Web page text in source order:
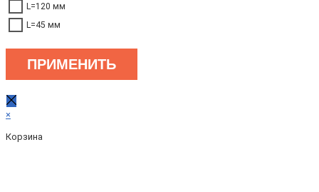
L=120 мм
L=45 мм
ПРИМЕНИТЬ
×
Корзина